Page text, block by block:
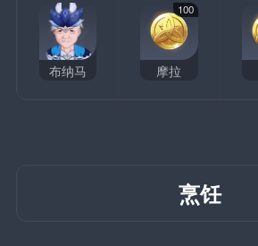
布纳马
100
摩拉
烹饪